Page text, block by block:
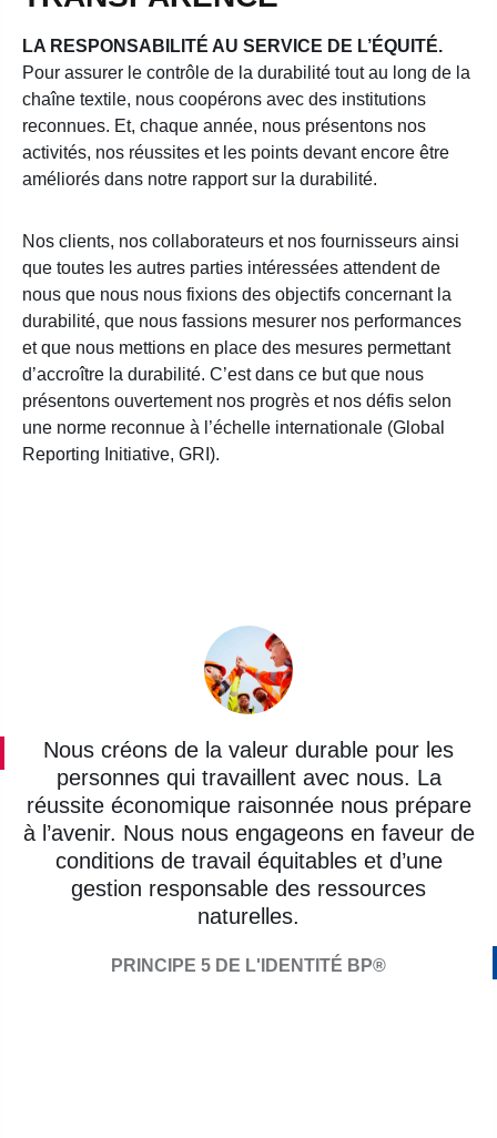
LA RESPONSABILITÉ AU SERVICE DE L’ÉQUITÉ.
Pour assurer le contrôle de la durabilité tout au long de la
chaîne textile, nous coopérons avec des institutions
reconnues. Et, chaque année, nous présentons nos
activités, nos réussites et les points devant encore être
améliorés dans notre rapport sur la durabilité.
Nos clients, nos collaborateurs et nos fournisseurs ainsi
que toutes les autres parties intéressées attendent de
nous que nous nous fixions des objectifs concernant la
durabilité, que nous fassions mesurer nos performances
et que nous mettions en place des mesures permettant
d’accroître la durabilité. C’est dans ce but que nous
présentons ouvertement nos progrès et nos défis selon
une norme reconnue à l’échelle internationale (Global
Reporting Initiative, GRI).
Nous créons de la valeur durable pour les
personnes qui travaillent avec nous. La
réussite économique raisonnée nous prépare
à l’avenir. Nous nous engageons en faveur de
conditions de travail équitables et d’une
gestion responsable des ressources
naturelles.
PRINCIPE 5 DE L'IDENTITÉ BP®